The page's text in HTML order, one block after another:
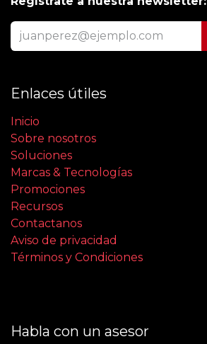
Enlaces útiles
Inicio
Sobre nosotros
Soluciones
Marcas & Tecnologías
Promociones
Recursos
Contactanos
Aviso de privacidad
Términos y Condiciones
Habla con un asesor